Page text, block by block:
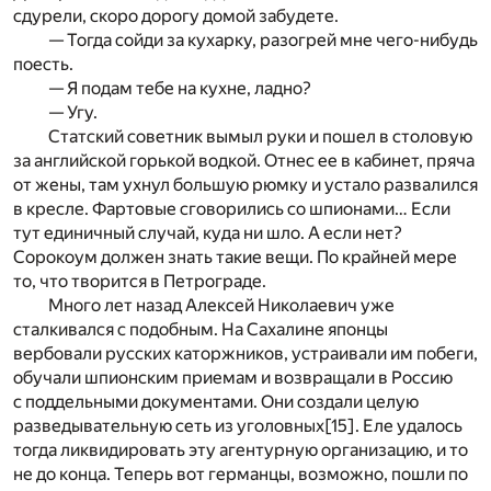
сдурели, скоро дорогу домой забудете.
— Тогда сойди за кухарку, разогрей мне чего-нибудь
поесть.
— Я подам тебе на кухне, ладно?
— Угу.
Статский советник вымыл руки и пошел в столовую
за английской горькой водкой. Отнес ее в кабинет, пряча
от жены, там ухнул большую рюмку и устало развалился
в кресле. Фартовые сговорились со шпионами… Если
тут единичный случай, куда ни шло. А если нет?
Сорокоум должен знать такие вещи. По крайней мере
то, что творится в Петрограде.
Много лет назад Алексей Николаевич уже
сталкивался с подобным. На Сахалине японцы
вербовали русских каторжников, устраивали им побеги,
обучали шпионским приемам и возвращали в Россию
с поддельными документами. Они создали целую
разведывательную сеть из уголовных[15]. Еле удалось
тогда ликвидировать эту агентурную организацию, и то
не до конца. Теперь вот германцы, возможно, пошли по